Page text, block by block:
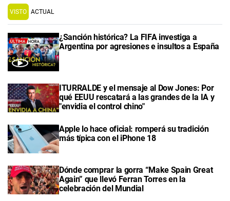
VISTO ACTUAL
¿Sanción histórica? La FIFA investiga a
Argentina por agresiones e insultos a España
ITURRALDE y el mensaje al Dow Jones: Por
qué EEUU rescatará a las grandes de la IA y
"envidia el control chino"
Apple lo hace oficial: romperá su tradición
más típica con el iPhone 18
Dónde comprar la gorra “Make Spain Great
Again” que llevó Ferran Torres en la
celebración del Mundial